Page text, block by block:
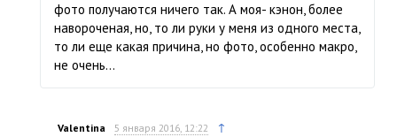
фото получаются ничего так. А моя- кэнон, более
навороченая, но, то ли руки у меня из одного места,
то ли еще какая причина, но фото, особенно макро,
не очень…
Valentina 5 января 2016, 12:22 ↑